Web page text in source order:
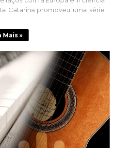
Catarina promoveu uma série
Mais »